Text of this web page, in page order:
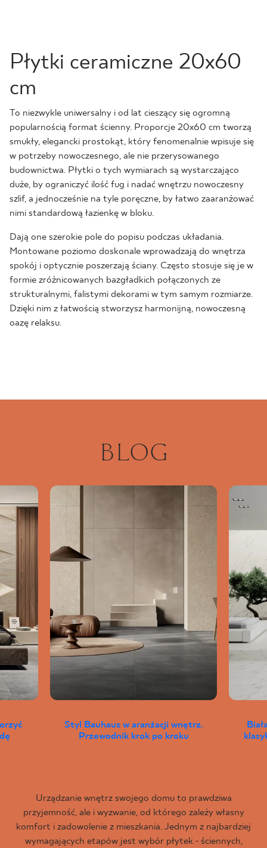
Płytki ceramiczne 20x60
cm
To niezwykle uniwersalny i od lat cieszący się ogromną
popularnością format ścienny. Proporcje 20x60 cm tworzą
smukły, elegancki prostokąt, który fenomenalnie wpisuje się
w potrzeby nowoczesnego, ale nie przerysowanego
budownictwa. Płytki o tych wymiarach są wystarczająco
duże, by ograniczyć ilość fug i nadać wnętrzu nowoczesny
szlif, a jednocześnie na tyle poręczne, by łatwo zaaranżować
nimi standardową łazienkę w bloku.
Dają one szerokie pole do popisu podczas układania.
Montowane poziomo doskonale wprowadzają do wnętrza
spokój i optycznie poszerzają ściany. Często stosuje się je w
formie zróżnicowanych bazgładkich połączonych ze
strukturalnymi, falistymi dekorami w tym samym rozmiarze.
Dzięki nim z łatwością stworzysz harmonijną, nowoczesną
oazę relaksu.
BLOG
Styl Bauhaus w aranżacji wnętrz.
Przewodnik krok po kroku
Urządzanie wnętrz swojego domu to prawdziwa
przyjemność, ale i wyzwanie, od którego zależy własny
komfort i zadowolenie z mieszkania. Jednym z najbardziej
wymagających etapów jest wybór płytek - ściennych,